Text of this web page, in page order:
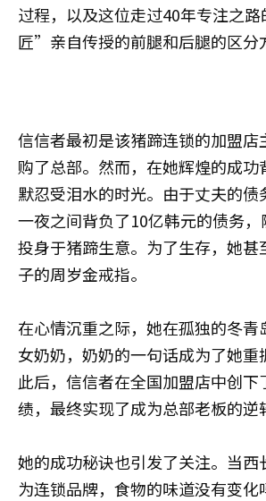
过程，以及这位走过40年专注之
匠”亲自传授的前腿和后腿的区分
信信者最初是该猪蹄连锁的加盟店
购了总部。然而，在她辉煌的成功
默忍受泪水的时光。由于丈夫的债
一夜之间背负了10亿韩元的债务
投身于猪蹄生意。为了生存，她甚
子的周岁金戒指。
在心情沉重之际，她在孤独的冬青
女奶奶，奶奶的一句话成为了她重
此后，信信者在全国加盟店中创下
绩，最终实现了成为总部老板的逆
她的成功秘诀也引发了关注。当
为连锁品牌，食物的味道没有变